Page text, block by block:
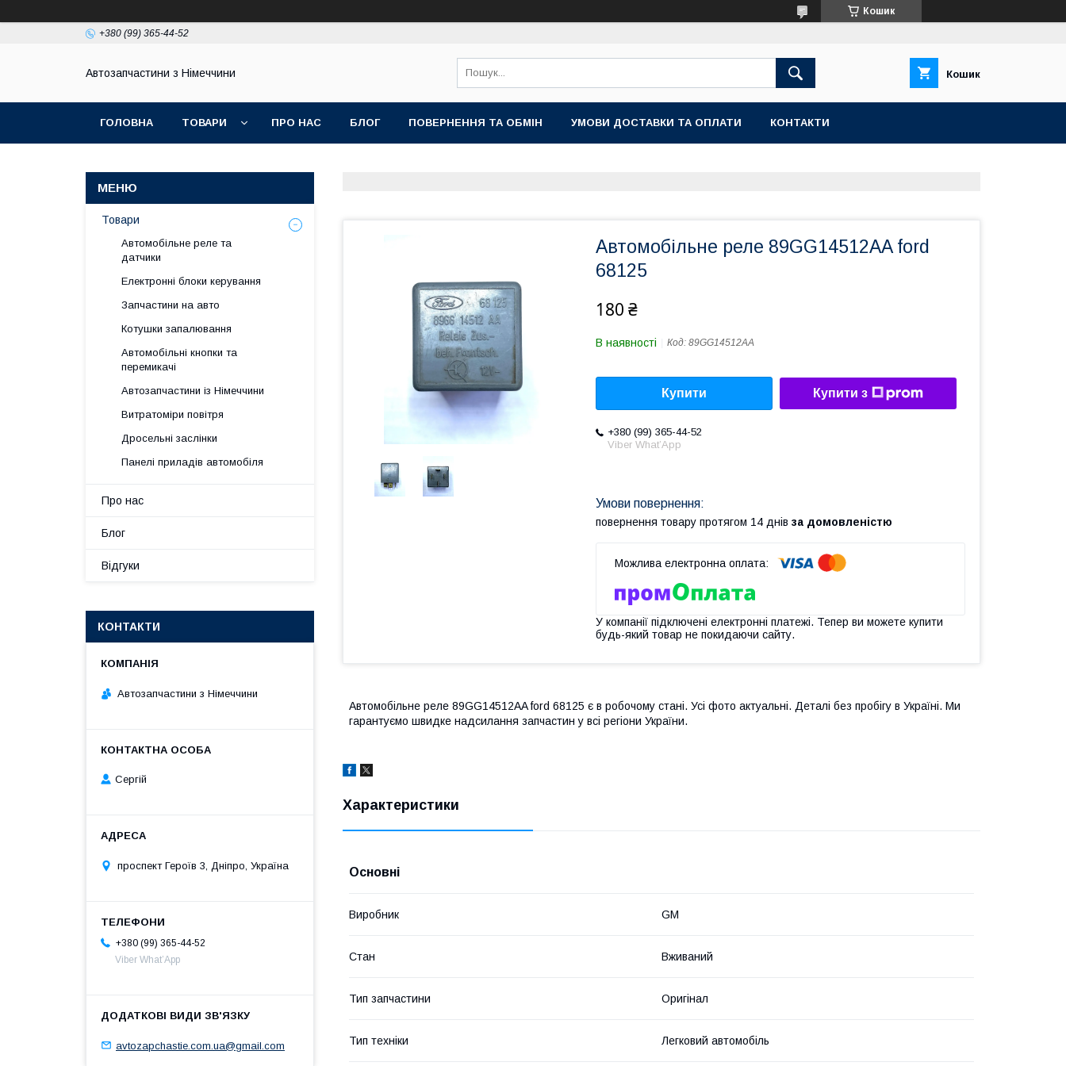
Кошик
+380 (99) 365-44-52
Автозапчастини з Німеччини Кошик
ГОЛОВНА ТОВАРИ ПРО НАС БЛОГ ПОВЕРНЕННЯ ТА ОБМІН УМОВИ ДОСТАВКИ ТА ОПЛАТИ КОНТАКТИ
Автомобільне реле 89GG14512AA ford
68125
180 ₴
В наявності Код: 89GG14512AA
Купити Купити з
+380 (99) 365-44-52
Viber What’App
повернення товару протягом 14 днів за домовленістю
У компанії підключені електронні платежі. Тепер ви можете купити
будь-який товар не покидаючи сайту.
Автомобільне реле 89GG14512AA ford 68125 є в робочому стані. Усі фото актуальні. Деталі без пробігу в Україні. Ми
гарантуємо швидке надсилання запчастин у всі регіони України.
Характеристики
Основні
Виробник GM
Стан Вживаний
Тип запчастини Оригінал
Тип техніки Легковий автомобіль
Товари
Автомобільне реле та
датчики
Електронні блоки керування
Запчастини на авто
Котушки запалювання
Автомобільні кнопки та
перемикачі
Автозапчастини із Німеччини
Витратоміри повітря
Дросельні заслінки
Панелі приладів автомобіля
Про нас
Блог
Відгуки
КОНТАКТИ
Автозапчастини з Німеччини
Сергій
проспект Героїв 3, Дніпро, Україна
+380 (99) 365-44-52
Viber What’App
avtozapchastie.com.ua@gmail.com